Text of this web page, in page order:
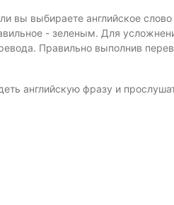
вы выбираете английское
- зеленым. Для
Правильно выполнив
английскую фразу и